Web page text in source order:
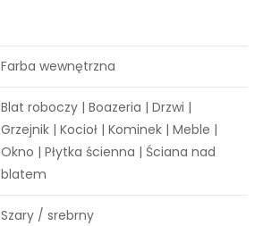
Farba wewnętrzna
Blat roboczy | Boazeria | Drzwi |
Grzejnik | Kocioł | Kominek | Meble |
Okno | Płytka ścienna | Ściana nad
blatem
Szary / srebrny